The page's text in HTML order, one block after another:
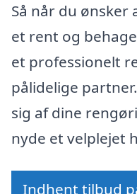
Så når du
et rent og
et professionelt
pålidelige
sig af dine
nyde et velplejet
Indhent tilbud